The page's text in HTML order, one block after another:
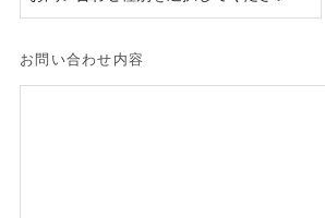
お問い合わせ内容